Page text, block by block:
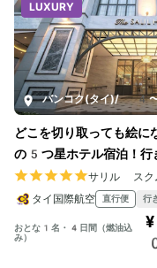
LUXURY
バンコク(タイ)/ 4〜
どこを切り取っても絵に
の5つ星ホテル宿泊！行
サリル ス
タイ国際航空
直行便 行
おとな1名・4日間（燃油込
み）